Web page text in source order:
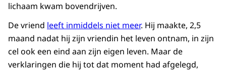
lichaam kwam bovendrijven.
De vriend leeft inmiddels niet meer. Hij maakte, 2,5
maand nadat hij zijn vriendin het leven ontnam, in zijn
cel ook een eind aan zijn eigen leven. Maar de
verklaringen die hij tot dat moment had afgelegd,